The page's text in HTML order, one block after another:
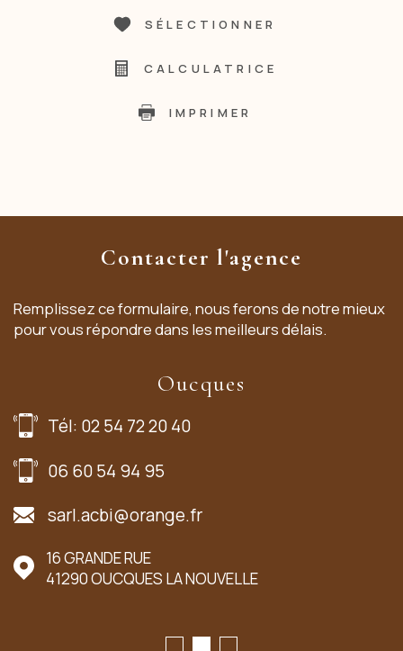
SÉLECTIONNER
CALCULATRICE
IMPRIMER
Contacter l'agence
Remplissez ce formulaire, nous ferons de notre mieux
pour vous répondre dans les meilleurs délais.
Oucques
Tél: 02 54 72 20 40
06 60 54 94 95
sarl.acbi@orange.fr
16 GRANDE RUE
41290 OUCQUES LA NOUVELLE